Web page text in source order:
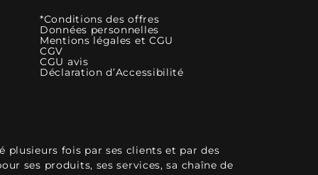
*Conditions des offres
Données personnelles
Mentions légales et CGU
CGV
CGU avis
Déclaration d’Accessibilité
plusieurs fois par ses clients et par des
ses produits, ses services, sa chaîne de